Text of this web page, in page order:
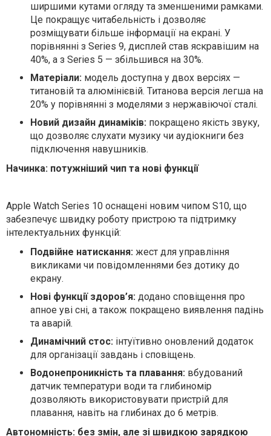
ширшими кутами огляду та зменшеними рамками.
Це покращує читабельність і дозволяє
розміщувати більше інформації на екрані. У
порівнянні з Series 9, дисплей став яскравішим на
40%, а з Series 5 — збільшився на 30%.
Матеріали: модель доступна у двох версіях —
титановій та алюмінієвій. Титанова версія легша на
20% у порівнянні з моделями з нержавіючої сталі.
Новий дизайн динаміків: покращено якість звуку,
що дозволяє слухати музику чи аудіокниги без
підключення навушників.
Начинка: потужніший чип та нові функції
Apple Watch Series 10 оснащені новим чипом S10, що
забезпечує швидку роботу пристрою та підтримку
інтелектуальних функцій:
Подвійне натискання: жест для управління
викликами чи повідомленнями без дотику до
екрану.
Нові функції здоров’я: додано сповіщення про
апное уві сні, а також покращено виявлення падінь
та аварій.
Динамічний стос: інтуїтивно оновлений додаток
для організації завдань і сповіщень.
Водонепроникність та плавання: вбудований
датчик температури води та глибиномір
дозволяють використовувати пристрій для
плавання, навіть на глибинах до 6 метрів.
Автономність: без змін, але зі швидкою зарядкою